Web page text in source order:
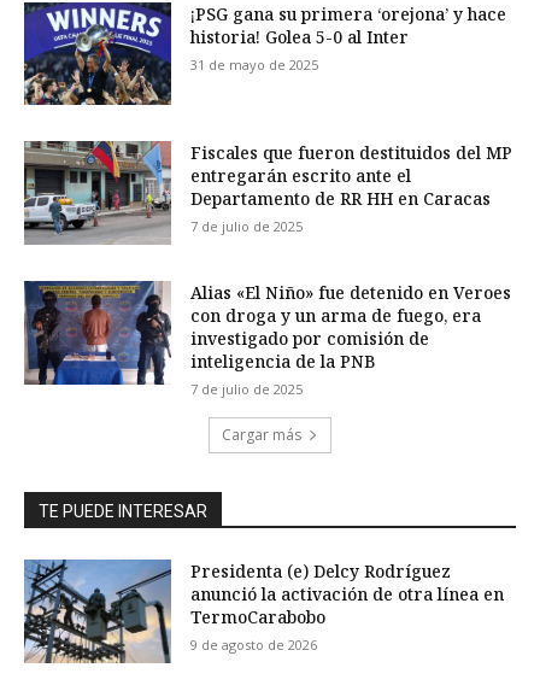
¡PSG gana su primera ‘orejona’ y hace
historia! Golea 5-0 al Inter
31 de mayo de 2025
Fiscales que fueron destituidos del MP
entregarán escrito ante el
Departamento de RR HH en Caracas
7 de julio de 2025
Alias «El Niño» fue detenido en Veroes
con droga y un arma de fuego, era
investigado por comisión de
inteligencia de la PNB
7 de julio de 2025
Cargar más
TE PUEDE INTERESAR
Presidenta (e) Delcy Rodríguez
anunció la activación de otra línea en
TermoCarabobo
9 de agosto de 2026